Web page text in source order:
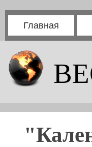
Главная